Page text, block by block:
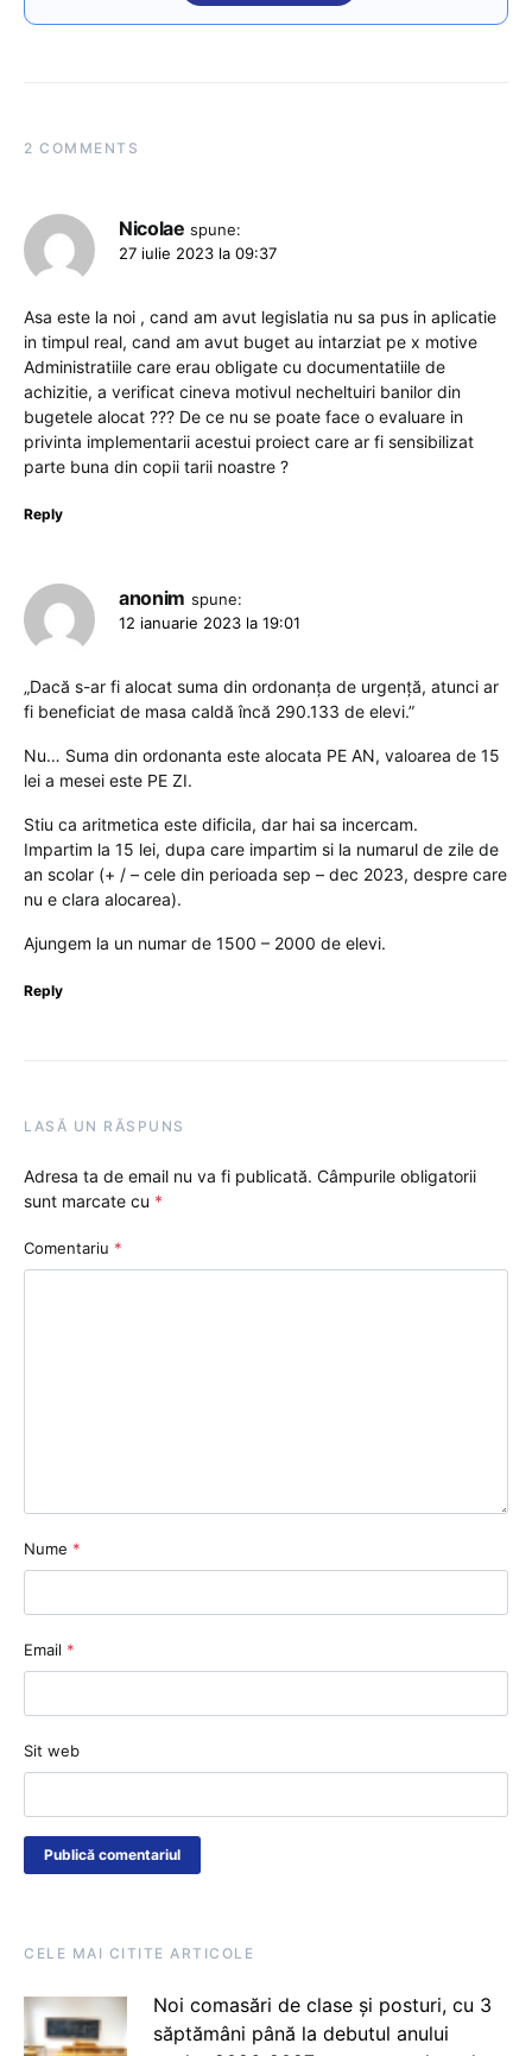
2 COMMENTS
Nicolae spune:
27 iulie 2023 la 09:37
Asa este la noi , cand am avut legislatia nu sa pus in aplicatie
in timpul real, cand am avut buget au intarziat pe x motive
Administratiile care erau obligate cu documentatiile de
achizitie, a verificat cineva motivul necheltuiri banilor din
bugetele alocat ??? De ce nu se poate face o evaluare in
privinta implementarii acestui proiect care ar fi sensibilizat
parte buna din copii tarii noastre ?
Reply
anonim spune:
12 ianuarie 2023 la 19:01
„Dacă s-ar fi alocat suma din ordonanța de urgență, atunci ar
fi beneficiat de masa caldă încă 290.133 de elevi.”
Nu… Suma din ordonanta este alocata PE AN, valoarea de 15
lei a mesei este PE ZI.
Stiu ca aritmetica este dificila, dar hai sa incercam.
Impartim la 15 lei, dupa care impartim si la numarul de zile de
an scolar (+ / – cele din perioada sep – dec 2023, despre care
nu e clara alocarea).
Ajungem la un numar de 1500 – 2000 de elevi.
Reply
LASĂ UN RĂSPUNS
Adresa ta de email nu va fi publicată. Câmpurile obligatorii
sunt marcate cu *
Comentariu *
Nume *
Email *
Sit web
CELE MAI CITITE ARTICOLE
Noi comasări de clase și posturi, cu 3
săptămâni până la debutul anului